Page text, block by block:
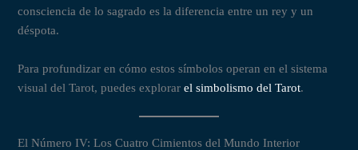
consciencia de lo sagrado es la diferencia entre un rey y un
déspota.
Para profundizar en cómo estos símbolos operan en el sistema
visual del Tarot, puedes explorarel simbolismo del Tarot.
El Número IV: Los Cuatro Cimientos del Mundo Interior